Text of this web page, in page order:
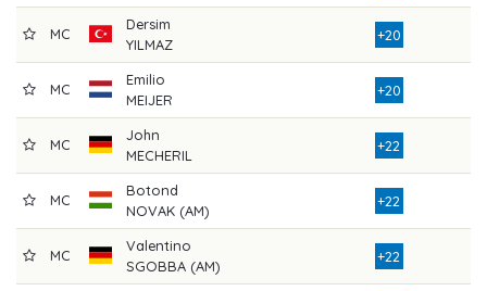
MC
Dersim
YILMAZ
+20
MC
Emilio
MEIJER
+20
MC
John
MECHERIL
+22
MC
Botond
NOVAK (AM)
+22
MC
Valentino
SGOBBA (AM)
+22